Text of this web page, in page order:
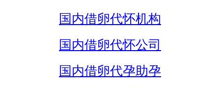
国内借卵代怀机构
国内借卵代怀公司
国内借卵代孕助孕